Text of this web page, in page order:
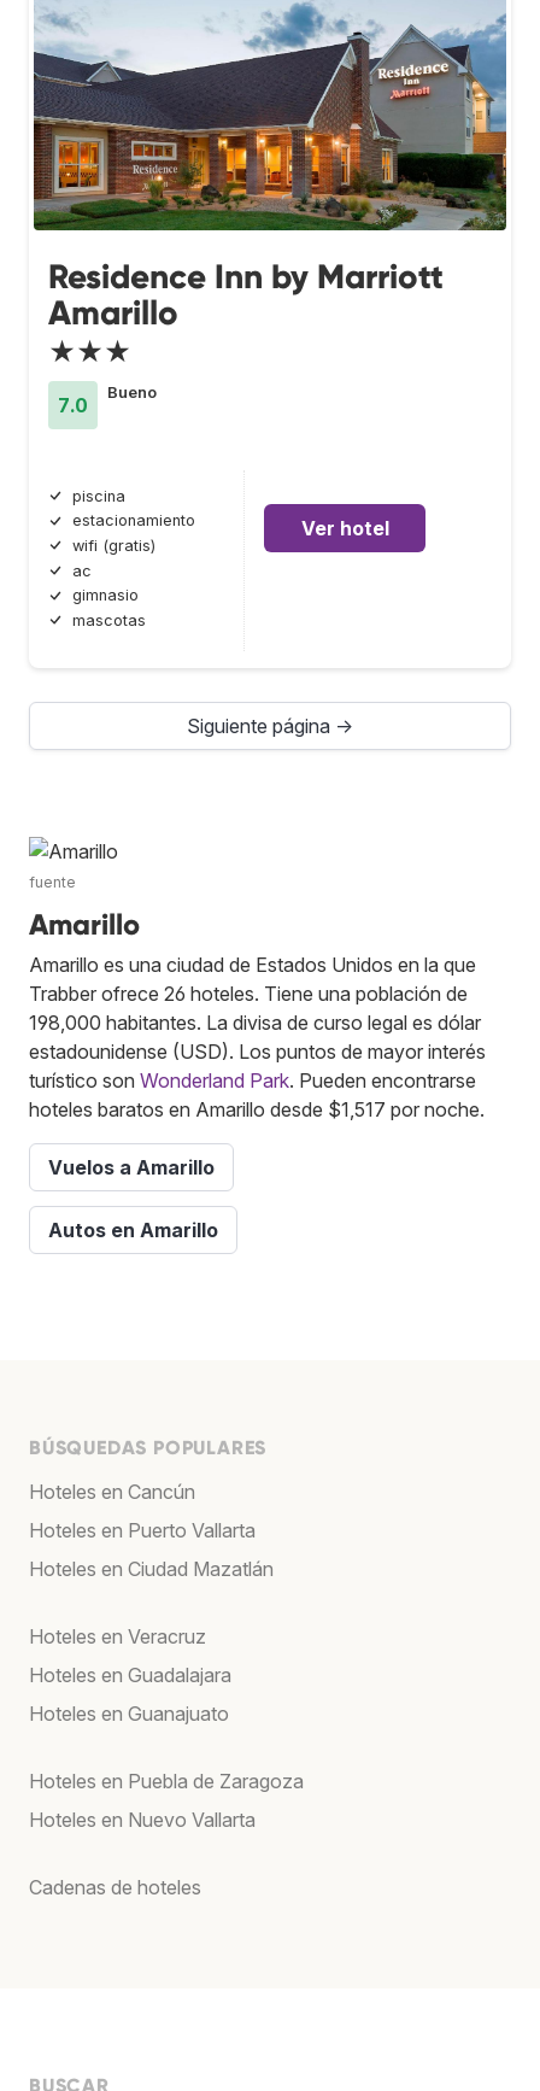
Residence Inn by Marriott
Amarillo
★★★
7.0
Bueno
piscina
estacionamiento
wifi (gratis)
ac
gimnasio
mascotas
Ver hotel
Siguiente página →
fuente
Amarillo
Amarillo es una ciudad de Estados Unidos en la que
Trabber ofrece 26 hoteles. Tiene una población de
198,000 habitantes. La divisa de curso legal es dólar
estadounidense (USD). Los puntos de mayor interés
turístico son Wonderland Park. Pueden encontrarse
hoteles baratos en Amarillo desde $1,517 por noche.
Vuelos a Amarillo
Autos en Amarillo
BÚSQUEDAS POPULARES
Hoteles en Cancún
Hoteles en Puerto Vallarta
Hoteles en Ciudad Mazatlán
Hoteles en Veracruz
Hoteles en Guadalajara
Hoteles en Guanajuato
Hoteles en Puebla de Zaragoza
Hoteles en Nuevo Vallarta
Cadenas de hoteles
BUSCAR